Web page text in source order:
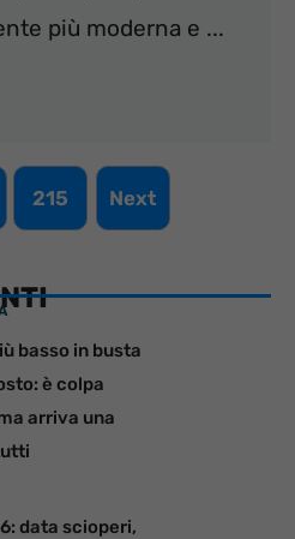
più moderna e ...
215 Next
basso in busta
è colpa
arriva una
data scioperi,